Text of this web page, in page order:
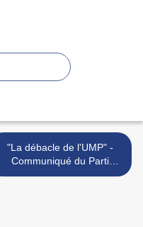
"La débacle de l'UMP" -
Communiqué du Parti
Niçois / Partit Nissart - 26